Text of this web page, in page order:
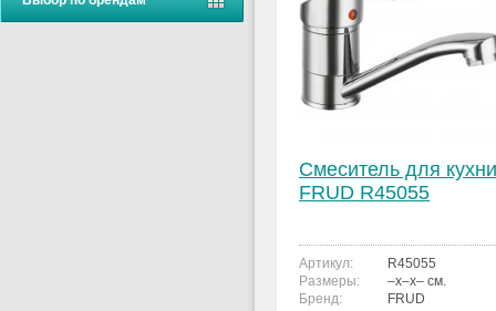
Смеситель для кухни
FRUD R45055
Артикул:
R45055
Размеры:
–x–x– см.
Бренд:
FRUD